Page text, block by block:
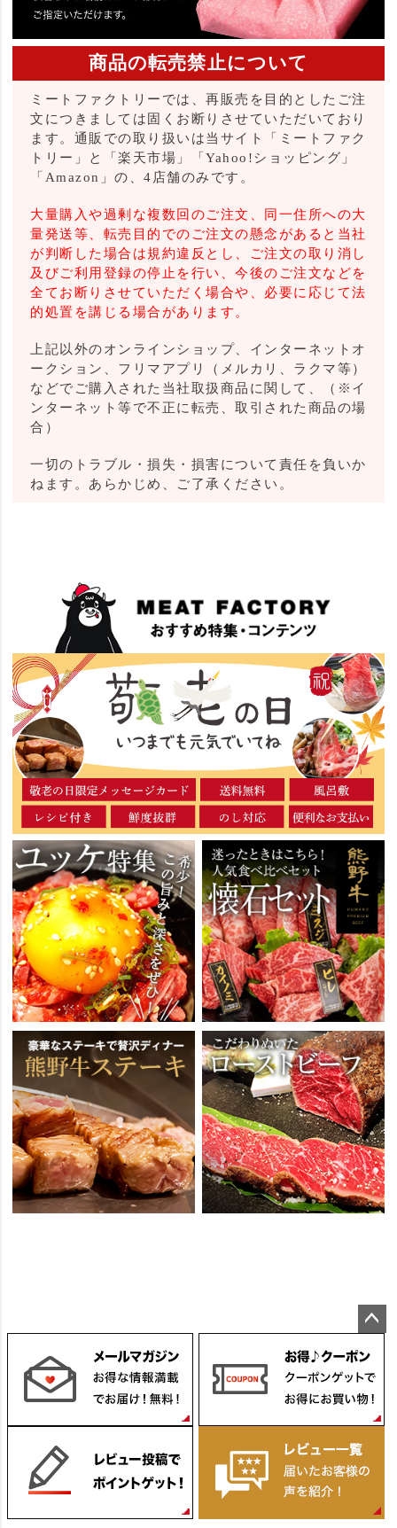
商品の転売禁止について
ミートファクトリーでは、再販売を目的としたご注
文につきましては固くお断りさせていただいており
ます。通販での取り扱いは当サイト「ミートファク
トリー」と「楽天市場」「Yahoo!ショッピング」
「Amazon」の、4店舗のみです。
大量購入や過剰な複数回のご注文、同一住所への大
量発送等、転売目的でのご注文の懸念があると当社
が判断した場合は規約違反とし、ご注文の取り消し
及びご利用登録の停止を行い、今後のご注文などを
全てお断りさせていただく場合や、必要に応じて法
的処置を講じる場合があります。
上記以外のオンラインショップ、インターネットオ
ークション、フリマアプリ（メルカリ、ラクマ等）
などでご購入された当社取扱商品に関して、（※イ
ンターネット等で不正に転売、取引された商品の場
合）
一切のトラブル・損失・損害について責任を負いか
ねます。あらかじめ、ご了承ください。
ジト
ップ
へ